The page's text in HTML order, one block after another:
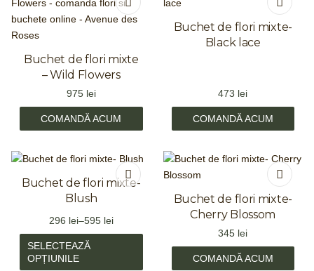
Buchet de flori mixte
– Wild Flowers
975 lei
COMANDĂ ACUM
Buchet de flori mixte-
Black lace
473 lei
COMANDĂ ACUM
Buchet de flori mixte-
Blush
296 lei–595 lei
SELECTEAZĂ
OPȚIUNILE
Buchet de flori mixte-
Cherry Blossom
345 lei
COMANDĂ ACUM